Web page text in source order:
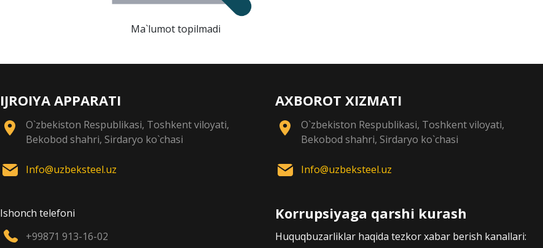
Ma`lumot topilmadi
IJROIYA APPARATI
O`zbekiston Respublikasi, Toshkent viloyati,
Bekobod shahri, Sirdaryo ko`chasi
Info@uzbeksteel.uz
Ishonch telefoni
+99871 913-16-02
AXBOROT XIZMATI
O`zbekiston Respublikasi, Toshkent viloyati,
Bekobod shahri, Sirdaryo ko`chasi
Info@uzbeksteel.uz
Korrupsiyaga qarshi kurash
Huquqbuzarliklar haqida tezkor xabar berish kanallari: